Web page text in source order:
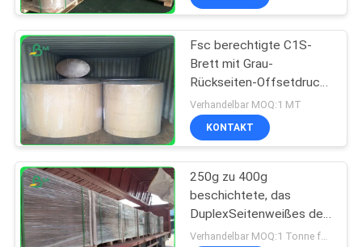
Fsc berechtigte C1S-
Brett mit Grau-
Rückseiten-Offsetdruck
in riesigem Rolls
1160mm
Verhandelbar MOQ:1 MT
KONTAKT
250g zu 400g
beschichtete, das
DuplexSeitenweißes des
brett-/beschichtete